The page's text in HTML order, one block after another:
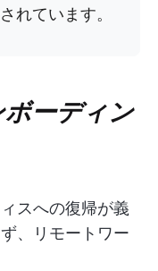
れています。
ボーディン
スへの復帰が義
、リモートワー